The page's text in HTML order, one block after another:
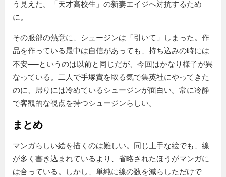
う見えた。「天才高校生」の新妻エイジへ対抗するため
に。
その服部の熱意に、シュージンは「引いて」しまった。作
品を作っている最中は自信があっても、持ち込みの時には
不安──というのは以前と同じだが、今回はかなり様子が異
なっている。二人で手塚賞を取る気で集英社にやってきた
のに、帰りには冷めているシュージンが面白い。常に冷静
で客観的な視点を持つシュージンらしい。
まとめ
マンガらしい絵を描くのは難しい。同じ上手な絵でも、線
が多く書き込まれているより、省略されたほうがマンガに
は合っている。しかし、単純に線の数を減らしただけで